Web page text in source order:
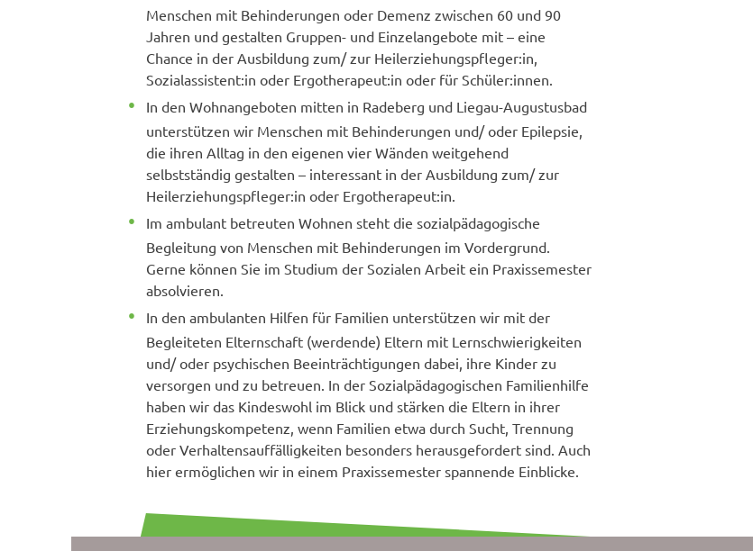
Menschen mit Behinderungen oder Demenz zwischen 60 und 90
Jahren und gestalten Gruppen- und Einzelangebote mit – eine
Chance in der Ausbildung zum/ zur Heilerziehungspfleger:in,
Sozialassistent:in oder Ergotherapeut:in oder für Schüler:innen.
In den Wohnangeboten mitten in Radeberg und Liegau-Augustusbad
unterstützen wir Menschen mit Behinderungen und/ oder Epilepsie,
die ihren Alltag in den eigenen vier Wänden weitgehend
selbstständig gestalten – interessant in der Ausbildung zum/ zur
Heilerziehungspfleger:in oder Ergotherapeut:in.
Im ambulant betreuten Wohnen steht die sozialpädagogische
Begleitung von Menschen mit Behinderungen im Vordergrund.
Gerne können Sie im Studium der Sozialen Arbeit ein Praxissemester
absolvieren.
In den ambulanten Hilfen für Familien unterstützen wir mit der
Begleiteten Elternschaft (werdende) Eltern mit Lernschwierigkeiten
und/ oder psychischen Beeinträchtigungen dabei, ihre Kinder zu
versorgen und zu betreuen. In der Sozialpädagogischen Familienhilfe
haben wir das Kindeswohl im Blick und stärken die Eltern in ihrer
Erziehungskompetenz, wenn Familien etwa durch Sucht, Trennung
oder Verhaltensauffälligkeiten besonders herausgefordert sind. Auch
hier ermöglichen wir in einem Praxissemester spannende Einblicke.